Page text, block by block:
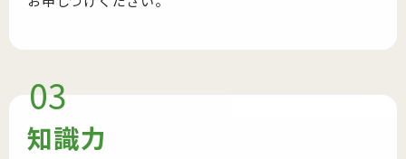
03
知識力